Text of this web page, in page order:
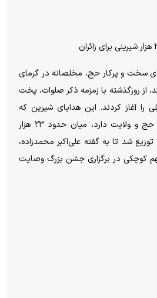
سخت و پرکار حج، مخلصانه در گرمای
از روزگذشته با زمزمه ذکر صلوات، پخت
را آغاز کردند. این هدایای شیرین که
نشان از پیوند ناگسستنی حج و ولایت دارد، میان حدود ۲۳ هزار
شد تا به گفته علی‌اکبر محمدزاده،
سهم کوچکی در برگزاری جشن بزرگ وصایت